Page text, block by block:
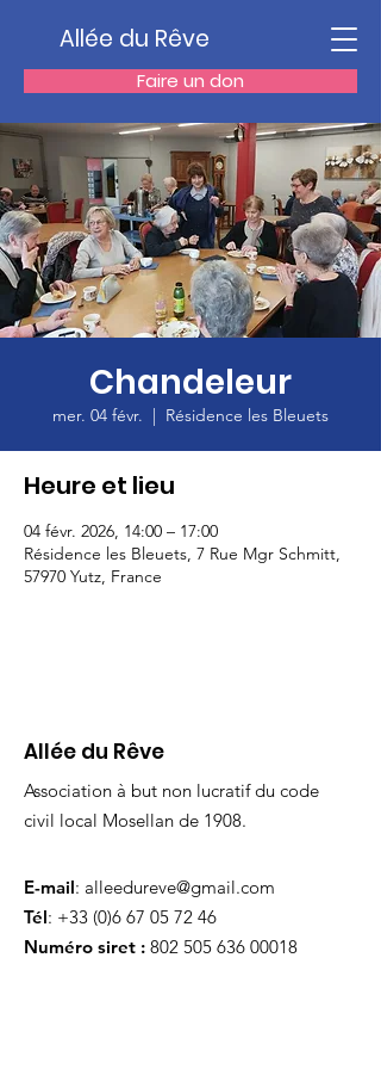
Faire un don
Allée du Rêve
Chandeleur
mer. 04 févr.
  |
Résidence les Bleuets
Heure et lieu
04 févr. 2026, 14:00 – 17:00
Résidence les Bleuets, 7 Rue Mgr Schmitt,
57970 Yutz, France
Allée du Rêve
Association à but non lucratif du code
civil local Mosellan de 1908.
E-mail: alleedureve@gmail.com
Tél: +33 (0)6 67 05 72 46
Numéro siret : 802 505 636 00018